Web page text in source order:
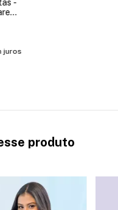
-
juros
produto